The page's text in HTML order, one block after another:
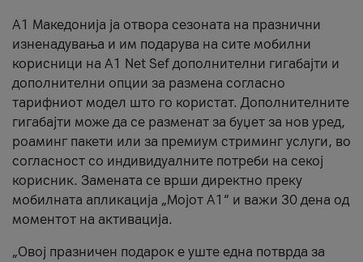
А1 Македонија ја отвора сезоната на празнични
изненадувања и им подарува на сите мобилни
корисници на A1 Net Sef дополнителни гигабајти и
дополнителни опции за размена согласно
тарифниот модел што го користат. Дополнителните
гигабајти може да се разменат за буџет за нов уред,
роаминг пакети или за премиум стриминг услуги, во
согласност со индивидуалните потреби на секој
корисник. Замената се врши директно преку
мобилната апликација „Мојот А1“ и важи 30 дена од
моментот на активација.
„Овој празничен подарок е уште една потврда за